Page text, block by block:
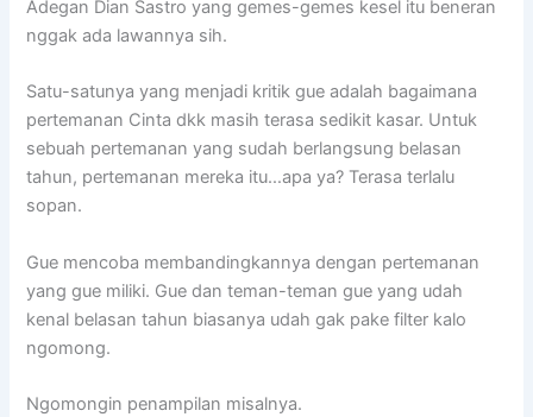
Adegan Dian Sastro yang gemes-gemes kesel itu beneran
nggak ada lawannya sih.
Satu-satunya yang menjadi kritik gue adalah bagaimana
pertemanan Cinta dkk masih terasa sedikit kasar. Untuk
sebuah pertemanan yang sudah berlangsung belasan
tahun, pertemanan mereka itu…apa ya? Terasa terlalu
sopan.
Gue mencoba membandingkannya dengan pertemanan
yang gue miliki. Gue dan teman-teman gue yang udah
kenal belasan tahun biasanya udah gak pake filter kalo
ngomong.
Ngomongin penampilan misalnya.